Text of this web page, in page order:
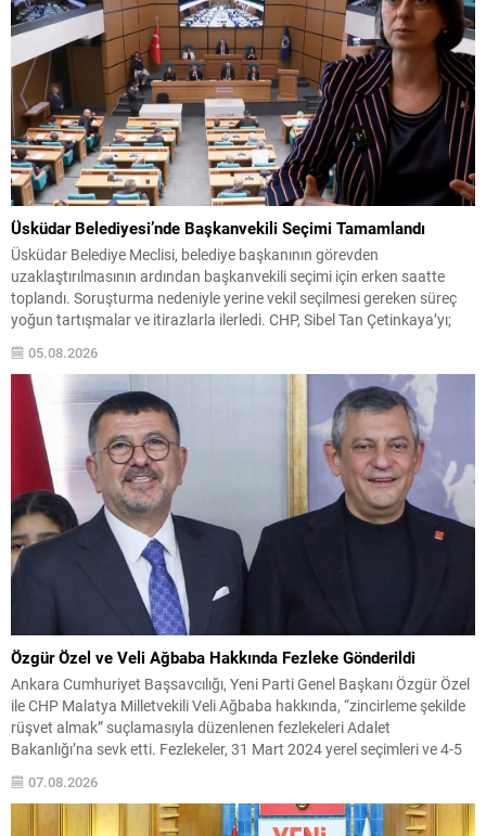
Üsküdar Belediyesi’nde Başkanvekili Seçimi Tamamlandı
Üsküdar Belediye Meclisi, belediye başkanının görevden
uzaklaştırılmasının ardından başkanvekili seçimi için erken saatte
toplandı. Soruşturma nedeniyle yerine vekil seçilmesi gereken süreç
yoğun tartışmalar ve itirazlarla ilerledi. CHP, Sibel Tan Çetinkaya’yı;
turunda sonuçlar değişmeyince üçüncü tura ve ardından salt
çoğunluk...
05.08.2026
Özgür Özel ve Veli Ağbaba Hakkında Fezleke Gönderildi
Ankara Cumhuriyet Başsavcılığı, Yeni Parti Genel Başkanı Özgür Özel
ile CHP Malatya Milletvekili Veli Ağbaba hakkında, “zincirleme şekilde
rüşvet almak” suçlamasıyla düzenlenen fezlekeleri Adalet
Bakanlığı’na sevk etti. Fezlekeler, 31 Mart 2024 yerel seçimleri ve 4-5
kapsıyor. Daha önce Antalya ve İstanbul...
07.08.2026